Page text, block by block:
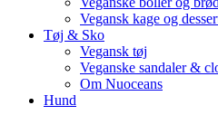
Vegansk kage og
Tøj & Sko
Vegansk tøj
Veganske sandaler &
Om Nuoceans
Hund